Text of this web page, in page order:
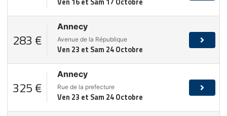
283 €
Annecy
Avenue de la République
Ven 23 et Sam 24 Octobre
325 €
Annecy
Rue de la prefecture
Ven 23 et Sam 24 Octobre